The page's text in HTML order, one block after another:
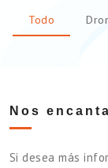
Todo
Nos
Si desea más